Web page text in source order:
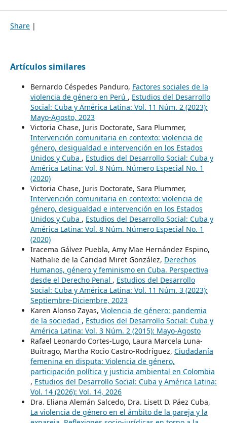
Share |
Artículos similares
Bernardo Céspedes Panduro, Factores sociales de la
violencia de género en Perú , Estudios del Desarrollo
Social: Cuba y América Latina: Vol. 11 Núm. 2 (2023):
Mayo-Agosto, 2023
Victoria Chase, Juris Doctorate, Sara Plummer,
Intervención comunitaria en contexto: violencia de
género, desigualdad e intervención en los Estados
Unidos y Cuba , Estudios del Desarrollo Social: Cuba y
América Latina: Vol. 8 Núm. Número Especial No. 1
(2020)
Victoria Chase, Juris Doctorate, Sara Plummer,
Intervención comunitaria en contexto: violencia de
género, desigualdad e intervención en los Estados
Unidos y Cuba , Estudios del Desarrollo Social: Cuba y
América Latina: Vol. 8 Núm. Número Especial No. 1
(2020)
Iracema Gálvez Puebla, Amy Mae Hernández Espino,
Nathalie de la Caridad Miret González, Derechos
Humanos, género y feminismo en Cuba. Perspectiva
desde el Derecho Penal , Estudios del Desarrollo
Social: Cuba y América Latina: Vol. 11 Núm. 3 (2023):
Septiembre-Diciembre, 2023
Karen Alonso Zayas, Violencia de género: pandemia
de la sociedad , Estudios del Desarrollo Social: Cuba y
América Latina: Vol. 3 Núm. 2 (2015): Mayo-Agosto
Rafael Leonardo Cortes-Lugo, Laura Marcela Luna-
Buitrago, Martha Rocio Castro-Rodríguez, Ciudadanía
femenina en disputa: Violencia de género,
participación política y justicia ambiental en Colombia
, Estudios del Desarrollo Social: Cuba y América Latina:
Vol. 14 (2026): Vol. 14, 2026
Dra. Eliana Alemán Salcedo, Dra. Lisett D. Páez Cuba,
La violencia de género en el ámbito de la pareja y la